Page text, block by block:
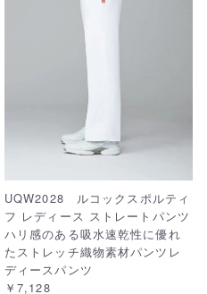
UQW2028 ルコックスポルティ
フ レディース ストレートパンツ
ハリ感のある吸水速乾性に優れ
たストレッチ織物素材パンツレ
ディースパンツ
￥7,128